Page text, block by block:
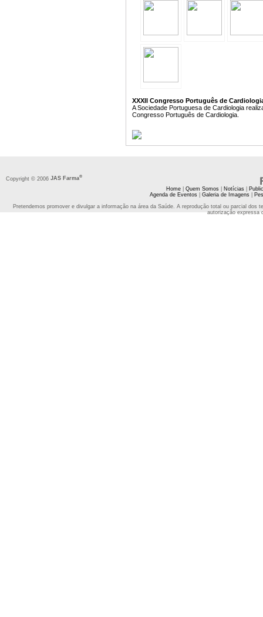
XXXII Congresso Português de
A Sociedade Portuguesa de Cardiologia
Congresso Português de Cardiologia.
Copyright © 2006 JAS Farma®
Home| Quem Somos| Notícias|
Agenda de Eventos| Galeria de Imagens|
Pretendemos promover e divulgar a informação na área da Saúde. A reprodução total ou parcial
autorização expressa